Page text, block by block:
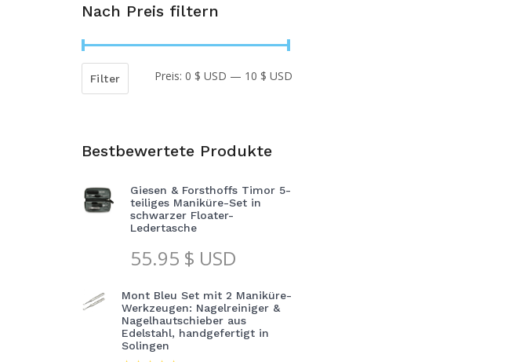
Nach Preis filtern
Filter Preis: 0 $ USD — 10 $ USD
Bestbewertete Produkte
Giesen & Forsthoffs Timor 5-
teiliges Maniküre-Set in
schwarzer Floater-
Ledertasche
55.95 $ USD
Mont Bleu Set mit 2 Maniküre-
Werkzeugen: Nagelreiniger &
Nagelhautschieber aus
Edelstahl, handgefertigt in
Solingen